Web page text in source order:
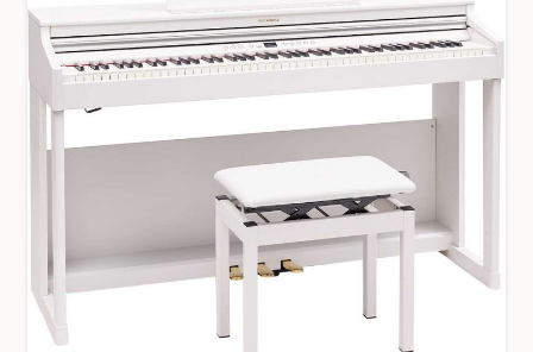
開成館を知る
音楽教室・イベント情報
サポート・購入特典
お問い合わせ総合窓口